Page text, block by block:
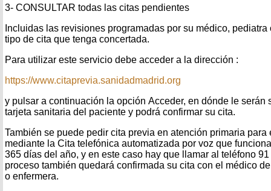
3- CONSULTAR todas las citas pendientes
Incluidas las revisiones programadas por su médico,
tipo de cita que tenga concertada.
Para utilizar este servicio debe acceder a la dirección :
https://www.citaprevia.sanidadmadrid.org
y pulsar a continuación la opción Acceder, en dónde le serán
tarjeta sanitaria del paciente y podrá confirmar su cita.
También se puede pedir cita previa en atención primaria
mediante la Cita telefónica automatizada por voz que
365 días del año, y en este caso hay que llamar al teléfono
proceso también quedará confirmada su cita con el médico
o enfermera.